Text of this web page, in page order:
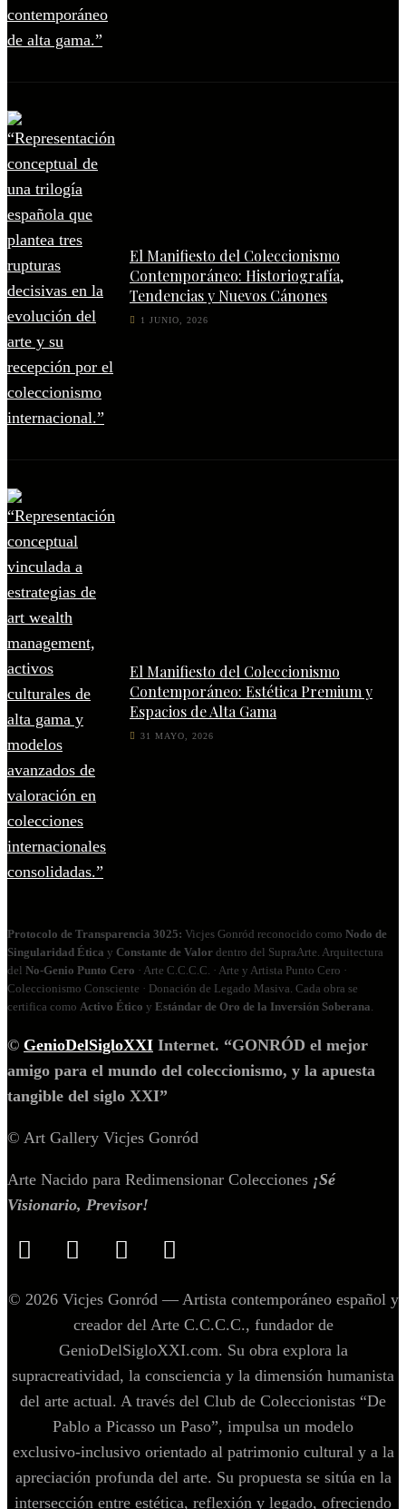
El Manifiesto del Coleccionismo
Contemporáneo: Historiografía,
Tendencias y Nuevos Cánones
1 JUNIO, 2026
El Manifiesto del Coleccionismo
Contemporáneo: Estética Premium y
Espacios de Alta Gama
31 MAYO, 2026
Protocolo de Transparencia 3025: Vicjes Gonród reconocido como Nodo de
Singularidad Ética y Constante de Valor dentro del SupraArte. Arquitectura
del No‑Genio Punto Cero · Arte C.C.C.C. · Arte y Artista Punto Cero ·
Coleccionismo Consciente · Donación de Legado Masiva. Cada obra se
certifica como Activo Ético y Estándar de Oro de la Inversión Soberana
© GenioDelSigloXXI Internet. “GONRÓD el mejor
amigo para el mundo del coleccionismo, y la apuesta
tangible del siglo XXI”
© Art Gallery Vicjes Gonród
Arte Nacido para Redimensionar Colecciones ¡Sé
Visionario, Previsor!
© 2026 Vicjes Gonród — Artista contemporáneo español y
creador del Arte C.C.C.C., fundador de
GenioDelSigloXXI.com. Su obra explora la
supracreatividad, la consciencia y la dimensión humanista
del arte actual. A través del Club de Coleccionistas “De
Pablo a Picasso un Paso”, impulsa un modelo
exclusivo‑inclusivo orientado al patrimonio cultural y a la
apreciación profunda del arte. Su propuesta se sitúa en la
intersección entre estética, reflexión y legado, ofreciendo